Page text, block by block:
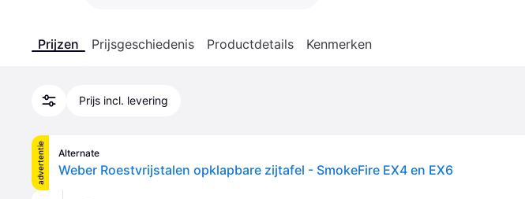
Prijzen Prijsgeschiedenis Productdetails Kenmerken
Prijs incl. levering
advertentie Alternate
Weber Roestvrijstalen opklapbare zijtafel - SmokeFire EX4 en EX6